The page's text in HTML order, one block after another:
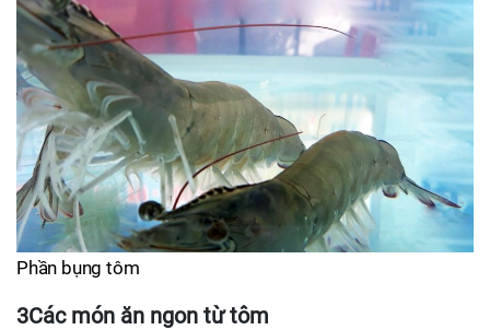
Phần bụng tôm
3Các món ăn ngon từ tôm